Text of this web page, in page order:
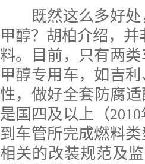
既然这么多好处
甲醇？胡柏介绍，
料。目前，只有两
甲醇专用车，如吉
性，做好全套防腐
是国四及以上（
到车管所完成燃料
相关的改装规范及